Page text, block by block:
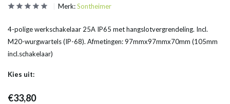
Merk:Sontheimer
4-polige werkschakelaar 25A IP65 met hangslotvergrendeling. Incl.
M20-wurgwartels (IP-68). Afmetingen: 97mmx97mmx70mm (105mm
incl.schakelaar)
Kies uit:
€33,80